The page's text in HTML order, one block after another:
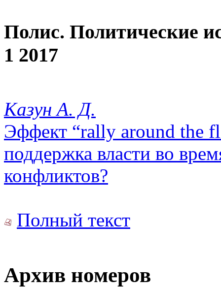
Полис. Политические
1 2017
Казун А. Д.
Эффект “rally around the
поддержка власти во
конфликтов?
Полный текст
Архив номеров